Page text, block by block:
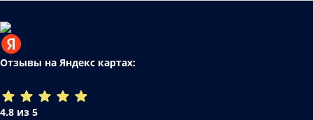
Отзывы на Яндекс картах:
4.8 из 5